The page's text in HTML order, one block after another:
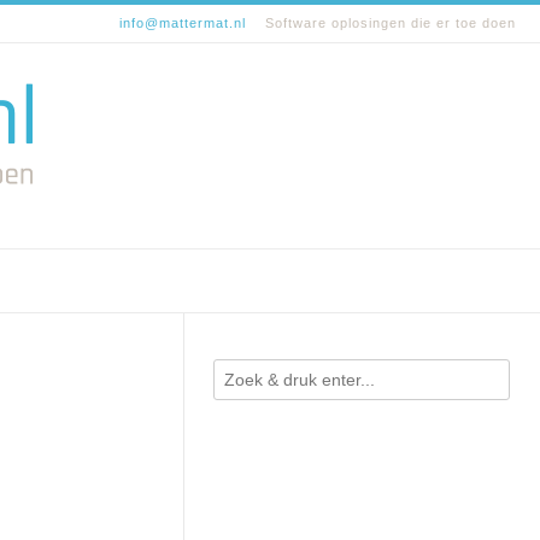
info@mattermat.nl Software oplosingen die er toe doen